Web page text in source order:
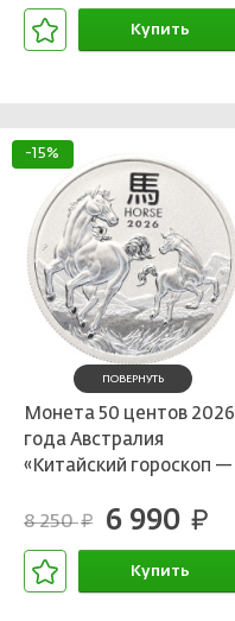
Купить
-15%
ПОВЕРНУТЬ
Монета 50 центов 2026
года Австралия
«Китайский гороскоп —
8 250руб. 6 990 руб.
Купить